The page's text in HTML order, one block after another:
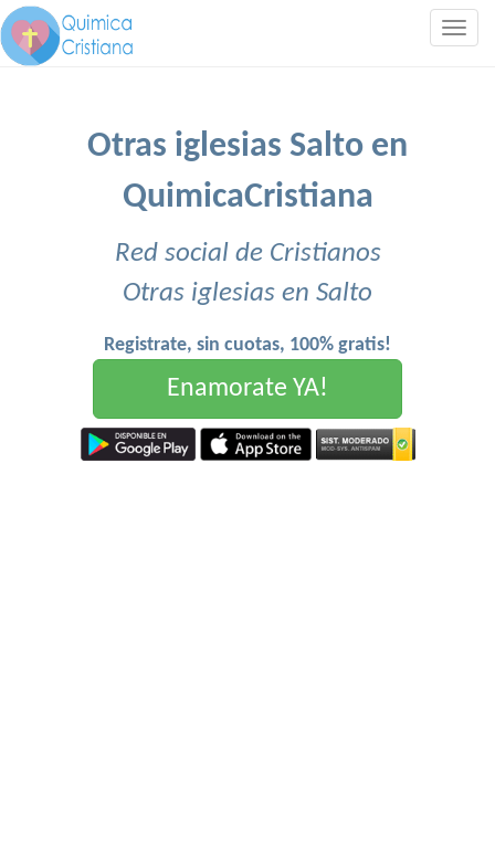
Otras iglesias Salto en
QuimicaCristiana
Red social de Cristianos
Otras iglesias en Salto
Registrate, sin cuotas, 100% gratis!
Enamorate YA!